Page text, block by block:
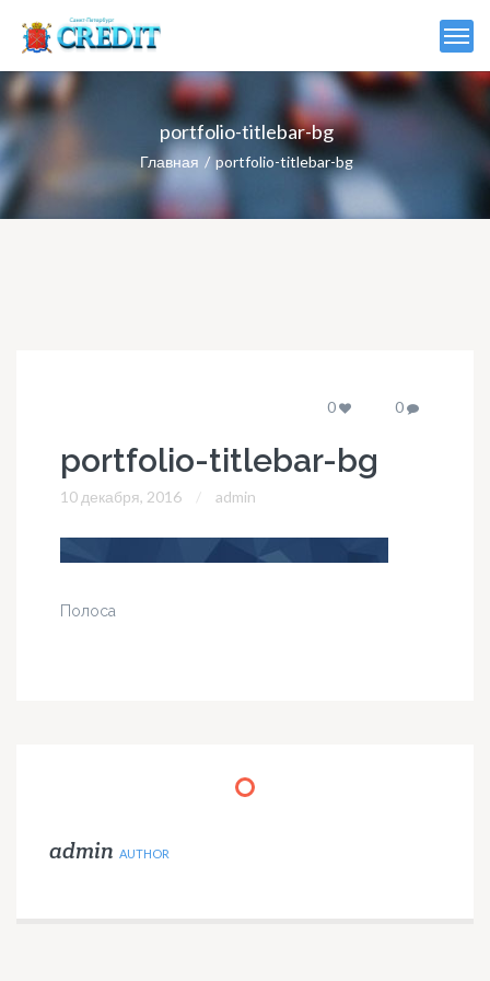
portfolio-titlebar-bg
Главная portfolio-titlebar-bg
0 0
portfolio-titlebar-bg
10 декабря, 2016 admin
Полоса
admin AUTHOR